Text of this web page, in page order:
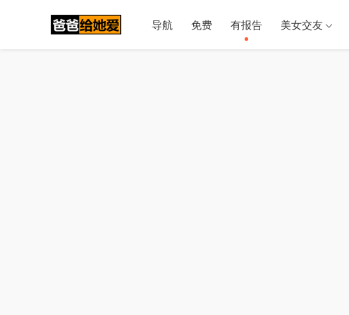
导航 免费 有报告 美女交友